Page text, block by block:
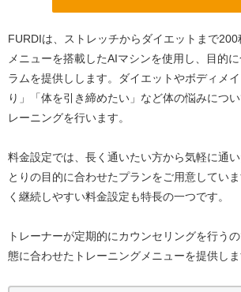
FURDIは、ストレッチからダイエットまで
メニューを搭載したAIマシンを使用し、目的
ラムを提供しします。ダイエットやボディメ
り」「体を引き締めたい」など体の悩みにつ
レーニングを行います。
料金設定では、長く通いたい方から気軽に通
とりの目的に合わせたプランをご用意してい
く継続しやすい料金設定も特長の一つです。
トレーナーが定期的にカウンセリングを行う
態に合わせたトレーニングメニューを提供しま